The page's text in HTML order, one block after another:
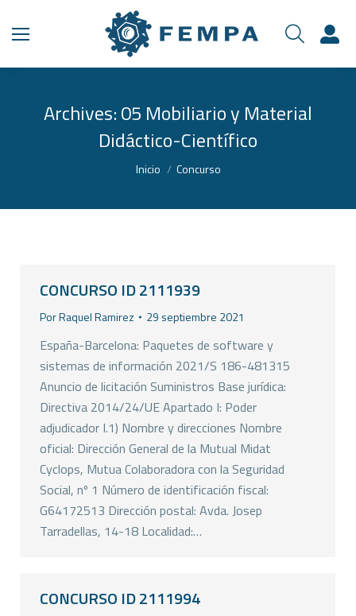
Archives:05 Mobiliario y Material
Didáctico-Científico
Estás aquí:
Inicio Concurso
CONCURSO ID 2111939
PorRaquel Ramirez 29 septiembre 2021
España-Barcelona: Paquetes de software y
sistemas de información 2021/S 186-481315
Anuncio de licitación Suministros Base jurídica:
Directiva 2014/24/UE Apartado I: Poder
adjudicador I.1) Nombre y direcciones Nombre
oficial: Dirección General de la Mutual Midat
Cyclops, Mutua Colaboradora con la Seguridad
Social, nº 1 Número de identificación fiscal:
G64172513 Dirección postal: Avda. Josep
Tarradellas, 14-18 Localidad:…
CONCURSO ID 2111994